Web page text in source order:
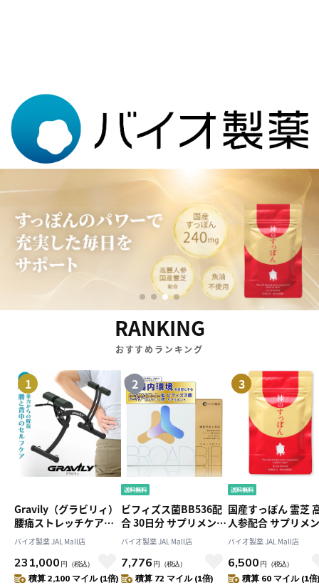
RANKING
おすすめランキング
1
Gravily（グラビリィ）
腰痛ストレッチケアボ
ード 自宅で簡単ストレ
ッチ 腰の違和感・緊張
対策 運動不足
バイオ製薬 JAL Mall店
231,000 円 （税込）
積算 2,100 マイル (1倍)
2
ビフィズス菌BB536配
合 30日分 サプリメント
ブロードビフィ 腸内フ
ローラサポート 腸活 健
康補助食 国内製造 バイ
オ製薬
バイオ製薬 JAL Mall店
7,776 円 （税込）
積算 72 マイル (1倍)
3
国産すっぽん 霊芝
人参配合 サプリメ
神のすっぽん 30日
美・活力・健康サ
ト 国内製造 バイオ
バイオ製薬 JAL Mall店
6,500 円 （税込）
積算 60 マイル (1